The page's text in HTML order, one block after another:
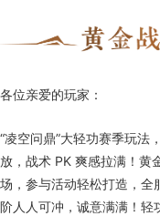
各位亲爱的玩家：
“凌空问鼎”大轻功赛季玩法
放，战术 PK 爽感拉满！
场，参与活动轻松打造，全
阶人人可冲，诚意满满！轻